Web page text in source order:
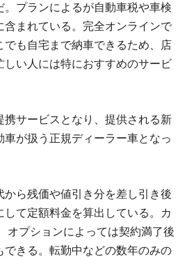
プランによるが自動車税や車検
含まれている。完全オンラインで
でも自宅まで納車できるため、店
しい人には特におすすめのサービ
携サービスとなり、提供される新
が扱う正規ディーラー車となっ
から残価や値引き分を差し引き後
て定額料金を算出している。カ
オプションによっては契約満了後
できる。転勤中などの数年のみの